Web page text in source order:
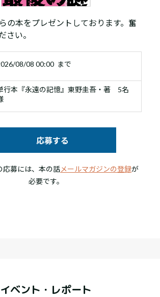
の本をプレゼントしております。奮
さい。
08/08 00:00 まで
行本『永遠の記憶』東野圭吾・著 5名
応募する
募には、本の話メールマガジンの登録が
必要です。
イベント・レポート